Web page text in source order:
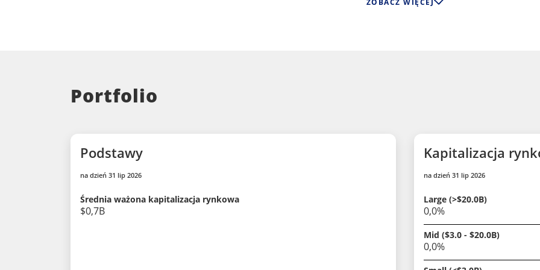
Portfolio
Podstawy
na dzień 31 lip 2026
Średnia ważona kapitalizacja rynkowa
$0,7B
Kapitalizacja
na dzień 31 lip 2026
Large (>$20.0B)
0,0%
Mid ($3.0 - $20.0B)
0,0%